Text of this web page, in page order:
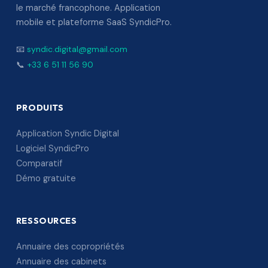
le marché francophone. Application
mobile et plateforme SaaS SyndicPro.
📧 syndic.digital@gmail.com
📞 +33 6 51 11 56 90
PRODUITS
Application Syndic Digital
Logiciel SyndicPro
Comparatif
Démo gratuite
RESSOURCES
Annuaire des copropriétés
Annuaire des cabinets